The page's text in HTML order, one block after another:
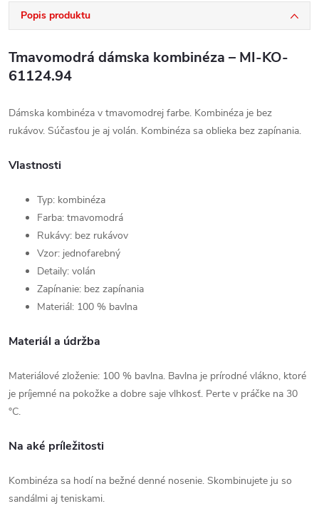
Popis produktu
Tmavomodrá dámska kombinéza – MI-KO-
61124.94
Dámska kombinéza v tmavomodrej farbe. Kombinéza je bez
rukávov. Súčasťou je aj volán. Kombinéza sa oblieka bez zapínania.
Vlastnosti
Typ: kombinéza
Farba: tmavomodrá
Rukávy: bez rukávov
Vzor: jednofarebný
Detaily: volán
Zapínanie: bez zapínania
Materiál: 100 % bavlna
Materiál a údržba
Materiálové zloženie: 100 % bavlna. Bavlna je prírodné vlákno, ktoré
je príjemné na pokožke a dobre saje vlhkosť. Perte v práčke na 30
°C.
Na aké príležitosti
Kombinéza sa hodí na bežné denné nosenie. Skombinujete ju so
sandálmi aj teniskami.